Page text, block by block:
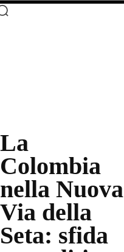
La
Colombia
nella Nuova
Via della
Seta: sfida